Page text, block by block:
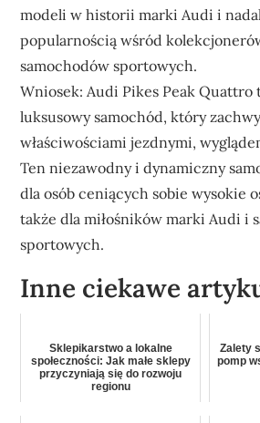
modeli w historii marki Audi i
popularnością wśród
samochodów sportowych.
Wniosek: Audi Pikes Peak Quattro
luksusowy samochód, który
właściwościami jezdnymi,
Ten niezawodny i dynamiczny
dla osób ceniących sobie wysokie
także dla miłośników marki Audi i
sportowych.
Inne ciekawe
Sklepikarstwo a lokalne
społeczności: Jak małe sklepy
przyczyniają się do rozwoju
regionu
Zalety
pomp